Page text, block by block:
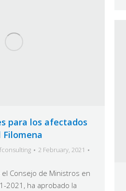
para los afectados
2 February, 2021
Consejo de Ministros en
2021, ha aprobado la